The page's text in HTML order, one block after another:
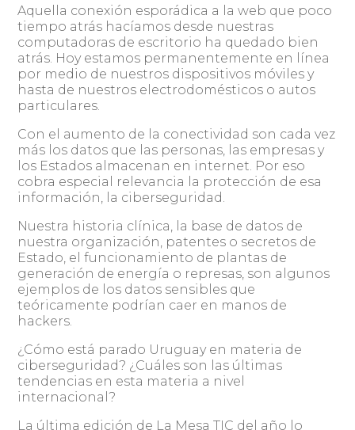
Aquella conexión esporádica a la web que poco
tiempo atrás hacíamos desde nuestras
computadoras de escritorio ha quedado bien
atrás. Hoy estamos permanentemente en línea
por medio de nuestros dispositivos móviles y
hasta de nuestros electrodomésticos o autos
particulares.
Con el aumento de la conectividad son cada vez
más los datos que las personas, las empresas y
los Estados almacenan en internet. Por eso
cobra especial relevancia la protección de esa
información, la ciberseguridad.
Nuestra historia clínica, la base de datos de
nuestra organización, patentes o secretos de
Estado, el funcionamiento de plantas de
generación de energía o represas, son algunos
ejemplos de los datos sensibles que
teóricamente podrían caer en manos de
hackers.
¿Cómo está parado Uruguay en materia de
ciberseguridad? ¿Cuáles son las últimas
tendencias en esta materia a nivel
internacional?
La última edición de La Mesa TIC del año lo